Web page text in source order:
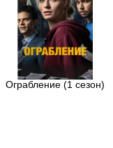
Ограбление (1 сезон)